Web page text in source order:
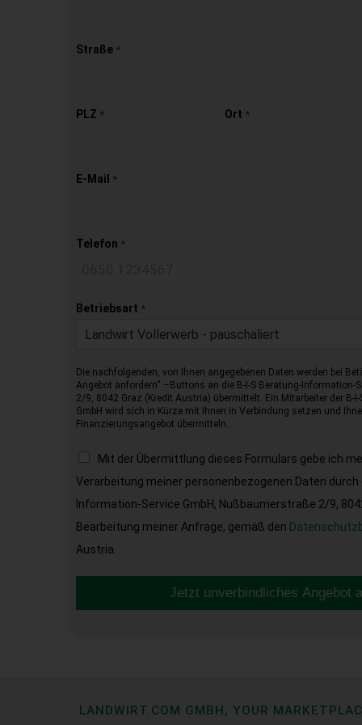
Straße *
PLZ * Ort *
E-Mail *
Telefon *
Betriebsart *
Landwirt Vollerwerb - pauschaliert
Die nachfolgenden, von Ihnen angegebenen Daten werden bei
Angebot anfordern“ –Buttons an die B-I-S Beratung-Information-
2/9, 8042 Graz (Kredit Austria) übermittelt. Ein Mitarbeiter der B-
GmbH wird sich in Kürze mit Ihnen in Verbindung setzen und
Finanzierungsangebot übermitteln.
Mit der Übermittlung dieses Formulars gebe ich
Verarbeitung meiner personenbezogenen Daten durch
Information-Service GmbH, Nußbaumerstraße 2/9,
Bearbeitung meiner Anfrage, gemäß den
Austria.
Jetzt unverbindliches Angebot
LANDWIRT.COM GMBH, YOUR